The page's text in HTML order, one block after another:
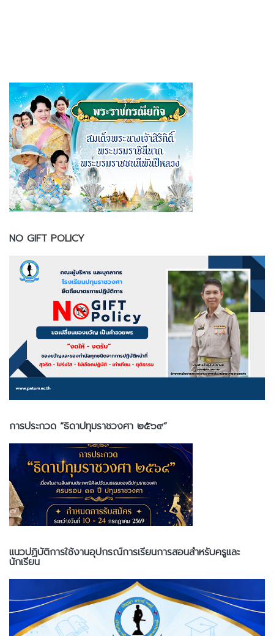
NO GIFT POLICY
การประกวด “ธิดาปทุมราชวงศา ๒๕๖๙”
แนวปฏิบัติการใช้งานอุปกรณ์การเรียนการสอนสำหรับครูและ
นักเรียน